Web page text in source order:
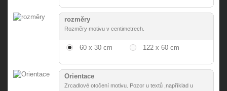
rozměry
Rozměry motivu v centimetrech.
60 x 30 cm 122 x 60 cm
Orientace
Zrcadlové otočení motivu. Pozor u textů ,například u